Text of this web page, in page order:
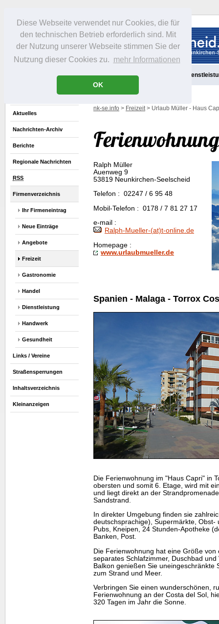
Diese Webseite verwendet nur Cookies, die für
den technischen Betrieb erforderlich sind. Mit
der Nutzung unserer Webseite stimmen Sie der
Nutzung dieser Cookies zu. mehr Informationen
OK
Portrait Freizeit Gastronomie
Aktuelles
Nachrichten-Archiv
Berichte
Regionale Nachrichten
RSS
Firmenverzeichnis
Ihr Firmeneintrag
Neue Einträge
Angebote
Freizeit
Gastronomie
Handel
Dienstleistung
Handwerk
Gesundheit
Links / Vereine
Straßensperrungen
Inhaltsverzeichnis
Kleinanzeigen
nk-se.info > Freizeit> Urlaub Müller - Haus
Ralph Müller
Auenweg 9
53819 Neunkirchen-Seelscheid
Telefon : 02247 / 6 95 48
Mobil-Telefon : 0178 / 7 81 27 17
e-mail :
Ralph-Mueller-(at)t-online.de
Homepage :
www.urlaubmueller.de
Spanien - Malaga - Torrox
Die Ferienwohnung im "Haus Capri" in
obersten und somit 6. Etage, wird mit
und liegt direkt an der
Sandstrand.
In direkter Umgebung finden sie
deutschsprachige), Supermärkte, Obst-
Pubs, Kneipen, 24 Stunden-Apotheke
Banken, Post.
Die Ferienwohnung hat eine Größe
separates Schlafzimmer, Duschbad
Balkon genießen Sie uneingeschränkte
zum Strand und Meer.
Verbringen Sie einen wunderschönen,
Ferienwohnung an der Costa del Sol,
320 Tagen im Jahr die Sonne.